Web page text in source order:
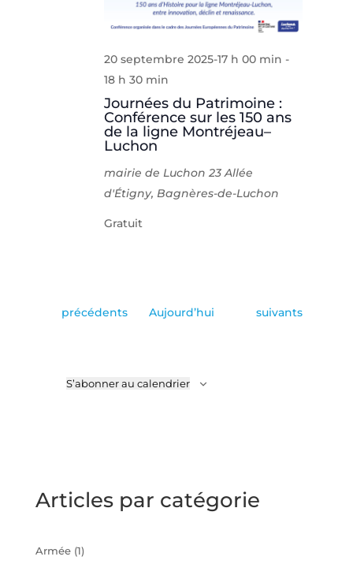
Journées du Patrimoine :
Conférence sur les 150 ans
de la ligne Montréjeau–
Luchon
20 septembre 2025-17 h 00 min -
18 h 30 min
mairie de Luchon23 Allée
d'Étigny, Bagnères-de-Luchon
Gratuit
Évènements
précédents Aujourd’hui Évènements
suivants
S’abonner au calendrier
Articles par catégorie
Armée(1)